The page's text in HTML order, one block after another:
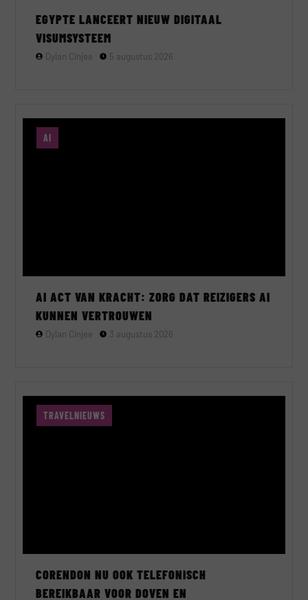
EGYPTE LANCEERT NIEUW DIGITAAL
VISUMSYSTEEM
Dylan Cinjee 5 augustus 2026
AI
AI ACT VAN KRACHT: ZORG DAT REIZIGERS AI
KUNNEN VERTROUWEN
Dylan Cinjee 3 augustus 2026
TRAVELNIEUWS
CORENDON NU OOK TELEFONISCH
BEREIKBAAR VOOR DOVEN EN